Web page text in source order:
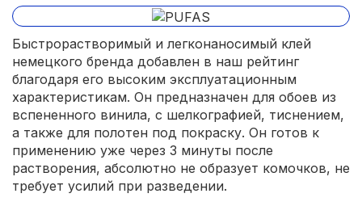
Быстрорастворимый и легконаносимый клей
немецкого бренда добавлен в наш рейтинг
благодаря его высоким эксплуатационным
характеристикам. Он предназначен для обоев из
вспененного винила, с шелкографией, тиснением,
а также для полотен под покраску. Он готов к
применению уже через 3 минуты после
растворения, абсолютно не образует комочков, не
требует усилий при разведении.